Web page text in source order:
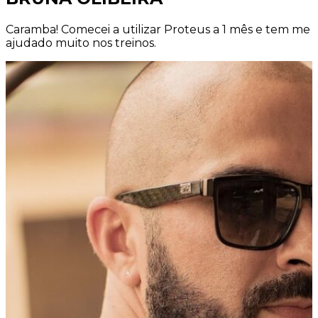
Caramba! Comecei a utilizar Proteus a 1 mês e tem me
ajudado muito nos treinos.